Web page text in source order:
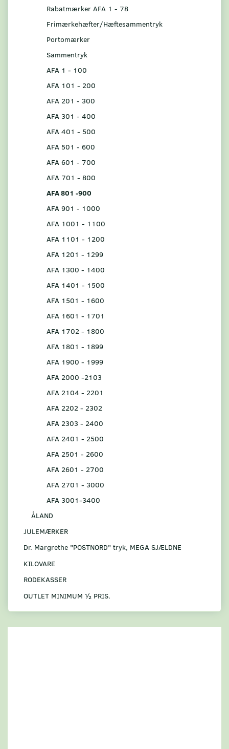
Rabatmærker AFA 1 - 78
Frimærkehæfter/Hæftesammentryk
Portomærker
Sammentryk
AFA 1 - 100
AFA 101 - 200
AFA 201 - 300
AFA 301 - 400
AFA 401 - 500
AFA 501 - 600
AFA 601 - 700
AFA 701 - 800
AFA 801 -900
AFA 901 - 1000
AFA 1001 - 1100
AFA 1101 - 1200
AFA 1201 - 1299
AFA 1300 - 1400
AFA 1401 - 1500
AFA 1501 - 1600
AFA 1601 - 1701
AFA 1702 - 1800
AFA 1801 - 1899
AFA 1900 - 1999
AFA 2000 -2103
AFA 2104 - 2201
AFA 2202 - 2302
AFA 2303 - 2400
AFA 2401 - 2500
AFA 2501 - 2600
AFA 2601 - 2700
AFA 2701 - 3000
AFA 3001-3400
ÅLAND
JULEMÆRKER
Dr. Margrethe "POSTNORD" tryk, MEGA SJÆLDNE
KILOVARE
RODEKASSER
OUTLET MINIMUM ½ PRIS.